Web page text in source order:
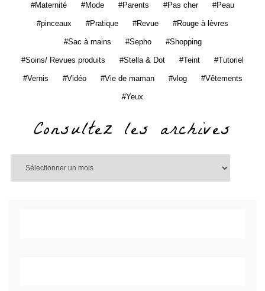
Maternité Mode Parents Pas cher Peau
pinceaux Pratique Revue Rouge à lèvres
Sac à mains Sepho Shopping
Soins/ Revues produits Stella & Dot Teint Tutoriel
Vernis Vidéo Vie de maman vlog Vêtements
Yeux
Consultez les archives